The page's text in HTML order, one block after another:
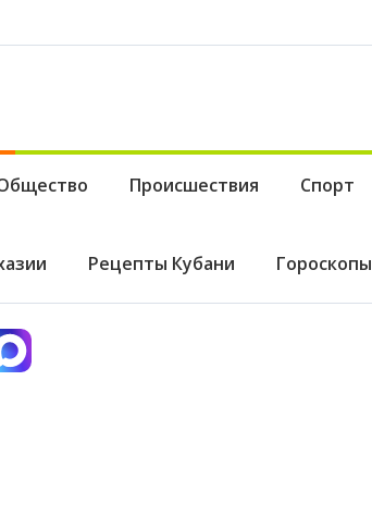
Происшествия Спорт
Рецепты Кубани Гороскопы